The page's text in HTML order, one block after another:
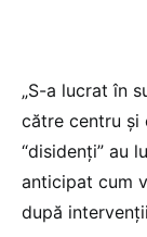
„S-a lucrat în
către centru și
“disidenți” au
anticipat cum
după